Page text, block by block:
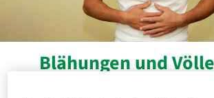
Blähungen und